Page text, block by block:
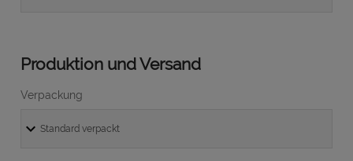
Produktion und Versand
Verpackung